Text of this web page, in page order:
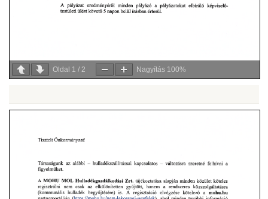
Oldal 1 / 2 Nagyítás 100%